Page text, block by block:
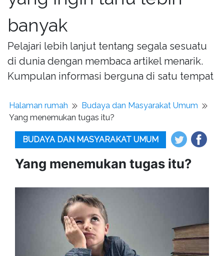
banyak
Pelajari lebih lanjut tentang segala sesuatu
di dunia dengan membaca artikel menarik.
Kumpulan informasi berguna di satu tempat
Halaman rumah
Budaya dan Masyarakat Umum
Yang menemukan tugas itu?
BUDAYA DAN MASYARAKAT UMUM
Yang menemukan tugas itu?